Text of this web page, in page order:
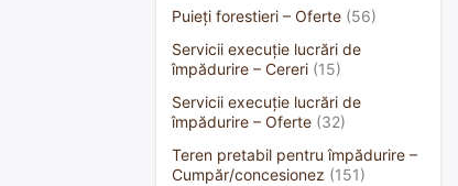
Puieți forestieri – Oferte (56)
Servicii execuție lucrări de
împădurire – Cereri (15)
Servicii execuție lucrări de
împădurire – Oferte (32)
Teren pretabil pentru împădurire –
Cumpăr/concesionez (151)